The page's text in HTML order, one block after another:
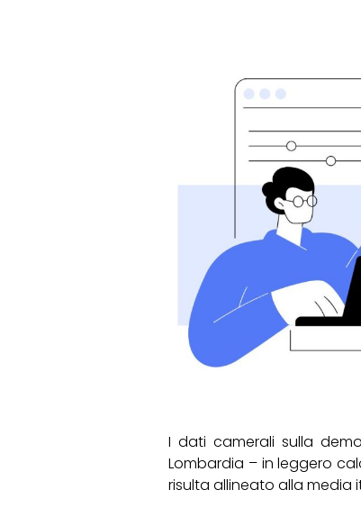
I dati camerali sulla
Lombardia – in leggero
risulta allineato alla media